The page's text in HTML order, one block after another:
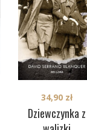
Dziewczynka z
34,90 zł